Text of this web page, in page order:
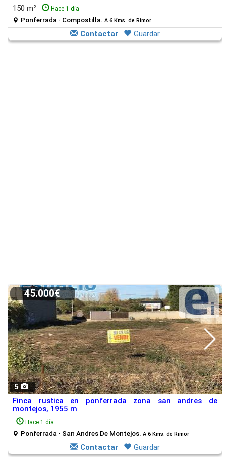
150 m²
Hace 1 día
Ponferrada - Compostilla. A 6 Kms. de Rimor
Contactar Guardar
5
45.000€
Finca rustica en ponferrada zona san andres de
montejos, 1955 m
Hace 1 día
Ponferrada - San Andres De Montejos. A 6 Kms. de Rimor
Contactar Guardar